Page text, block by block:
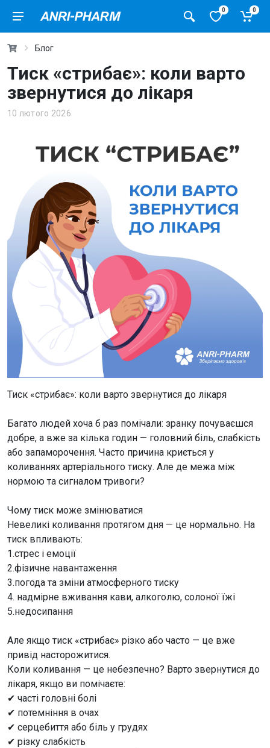
0 0
Блог
Тиск «стрибає»: коли варто
звернутися до лікаря
10 лютого 2026
Тиск «стрибає»: коли варто звернутися до лікаря
Багато людей хоча б раз помічали: зранку почуваєшся
добре, а вже за кілька годин — головний біль, слабкість
або запаморочення. Часто причина криється у
коливаннях артеріального тиску. Але де межа між
нормою та сигналом тривоги?
Чому тиск може змінюватися
Невеликі коливання протягом дня — це нормально. На
тиск впливають:
1.стрес і емоції
2.фізичне навантаження
3.погода та зміни атмосферного тиску
4. надмірне вживання кави, алкоголю, солоної їжі
5.недосипання
Але якщо тиск «стрибає» різко або часто — це вже
привід насторожитися.
Коли коливання — це небезпечно? Варто звернутися до
лікаря, якщо ви помічаєте:
✔ часті головні болі
✔ потемніння в очах
✔ серцебиття або біль у грудях
✔ різку слабкість